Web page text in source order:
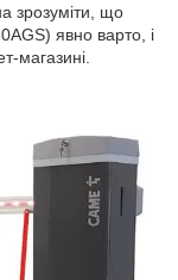
зрозуміти, що
явно варто, і
магазині.